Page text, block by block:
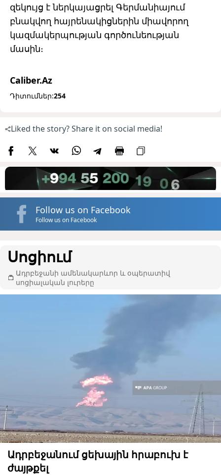
զեկույց է ներկայացրել Գերմանիայում
բնակվող հայրենակիցներին միավորող
կազմակերպության գործունեության
մասին։
Caliber.Az
Դիտումներ:254
Liked the story? Share it on social media!
Follow us on Facebook
Follow us on Facebook
Սոցիում
Ադրբեջանի ամենակարևոր և օպերատիվ
սոցիալական լուրերը
Ադրբեջանում ցեխային հրաբուխ է
ժայթքել